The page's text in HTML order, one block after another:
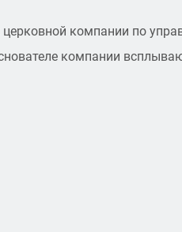
компании по
компании